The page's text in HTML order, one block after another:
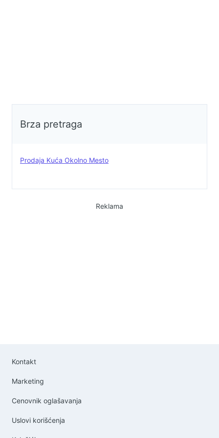
0646165017
Brza pretraga
Prodaja Kuća Okolno Mesto
Reklama
Kontakt
Marketing
Cenovnik oglašavanja
Uslovi korišćenja